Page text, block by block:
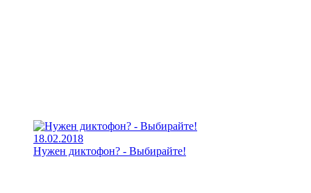
18.02.2018
Нужен диктофон? - Выбирайте!